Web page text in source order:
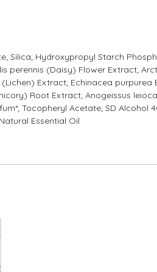
Silica; Hydroxypropyl Starch
perennis (Daisy) Flower Extract;
Extract; Echinacea purpurea
Root Extract; Anogeissus
Tocopheryl Acetate; SD Alcohol
Essential Oil